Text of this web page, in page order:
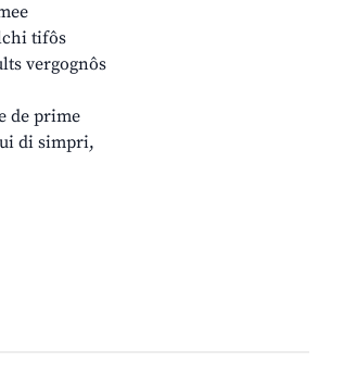
tifôs
vergognôs
de prime
di simpri,